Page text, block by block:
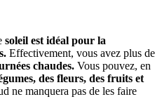
soleil est idéal pour la
Effectivement, vous avez plus de
chaudes. Vous pouvez, en
des fleurs, des fruits et
ne manquera pas de les faire